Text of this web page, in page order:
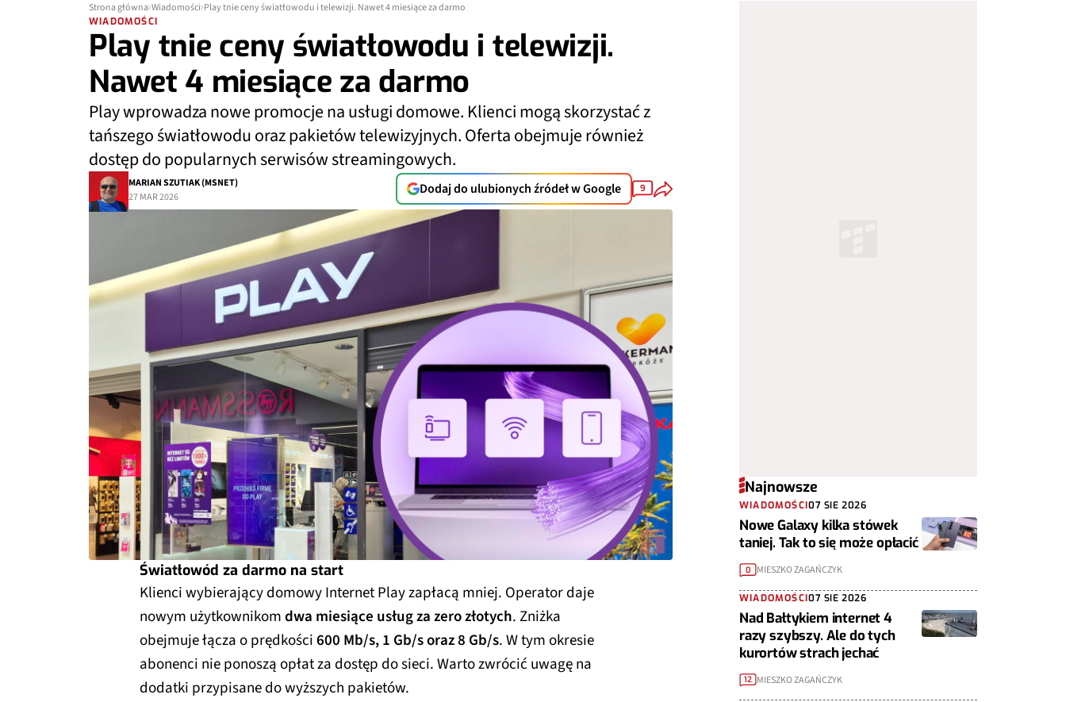
Strona główna Wiadomości Play tnie ceny światłowodu i telewizji. Nawet 4 miesiące za darmo
WIADOMOŚCI
Play tnie ceny światłowodu i telewizji.
Nawet 4 miesiące za darmo
Play wprowadza nowe promocje na usługi domowe. Klienci mogą skorzystać z
tańszego światłowodu oraz pakietów telewizyjnych. Oferta obejmuje również
dostęp do popularnych serwisów streamingowych.
MARIAN SZUTIAK (MSNET)
27 MAR 2026
Dodaj do ulubionych źródeł w Google 9
Światłowód za darmo na start
Klienci wybierający domowy Internet Play zapłacą mniej. Operator daje
nowym użytkownikomdwa miesiące usług za zero złotych. Zniżka
obejmuje łącza o prędkości600 Mb/s, 1 Gb/s oraz 8 Gb/s. W tym okresie
abonenci nie ponoszą opłat za dostęp do sieci. Warto zwrócić uwagę na
dodatki przypisane do wyższych pakietów.
Najnowsze
WIADOMOŚCI07 SIE 2026
Nowe Galaxy kilka stówek
taniej. Tak to się może opłacić
0 MIESZKO ZAGAŃCZYK
WIADOMOŚCI07 SIE 2026
Nad Bałtykiem internet 4
razy szybszy. Ale do tych
kurortów strach jechać
12 MIESZKO ZAGAŃCZYK